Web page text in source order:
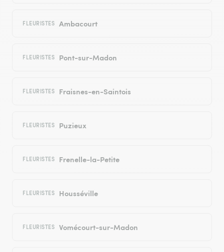
FLEURISTES Ambacourt
FLEURISTES Pont-sur-Madon
FLEURISTES Fraisnes-en-Saintois
FLEURISTES Puzieux
FLEURISTES Frenelle-la-Petite
FLEURISTES Housséville
FLEURISTES Vomécourt-sur-Madon